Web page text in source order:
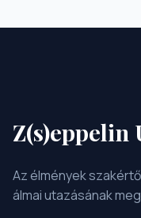
Z(s)eppelin
Az élmények
álmai utazásának